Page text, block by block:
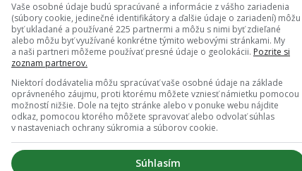
2009 až 2019, kde sa venoval najmä
V roku 2016 požiadal o pozastavenie
liberálnejšími postojmi v rámci Smeru a
krokom strany, najmä po vražde Jána
Ficovi kedykoľvek vyšmyknúť z rúk a
od sociálnej demokracie? Rozhovor si pozritu.
Vaše osobné údaje budú spracúvané a informácie z vášho zariadenia
(súbory cookie, jedinečné identifikátory a ďalšie údaje o zariadení) môžu
byť ukladané a používané 225 partnermi a môžu s nimi byť zdieľané
alebo môžu byť využívané konkrétne týmito webovými stránkami. My
a naši partneri môžeme používať presné údaje o geolokácii. Pozrite si
zoznam partnerov.
Niektorí dodávatelia môžu spracúvať vaše osobné údaje na základe
oprávneného záujmu, proti ktorému môžete vzniesť námietku pomocou
možností nižšie. Dole na tejto stránke alebo v ponuke webu nájdite
odkaz, pomocou ktorého môžete spravovať alebo odvolať súhlas
v nastaveniach ochrany súkromia a súborov cookie.
Súhlasím